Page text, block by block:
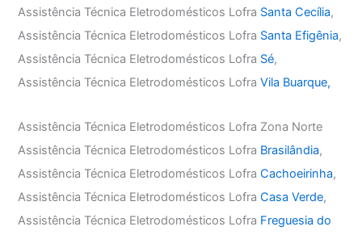
Assistência Técnica Eletrodomésticos Lofra Santa Cecília,
Assistência Técnica Eletrodomésticos Lofra Santa Efigênia,
Assistência Técnica Eletrodomésticos Lofra Sé,
Assistência Técnica Eletrodomésticos LofraVila Buarque,
Assistência Técnica Eletrodomésticos Lofra Zona Norte
Assistência Técnica Eletrodomésticos Lofra Brasilândia,
Assistência Técnica Eletrodomésticos LofraCachoeirinha,
Assistência Técnica Eletrodomésticos LofraCasa Verde,
Assistência Técnica Eletrodomésticos Lofra Freguesia do